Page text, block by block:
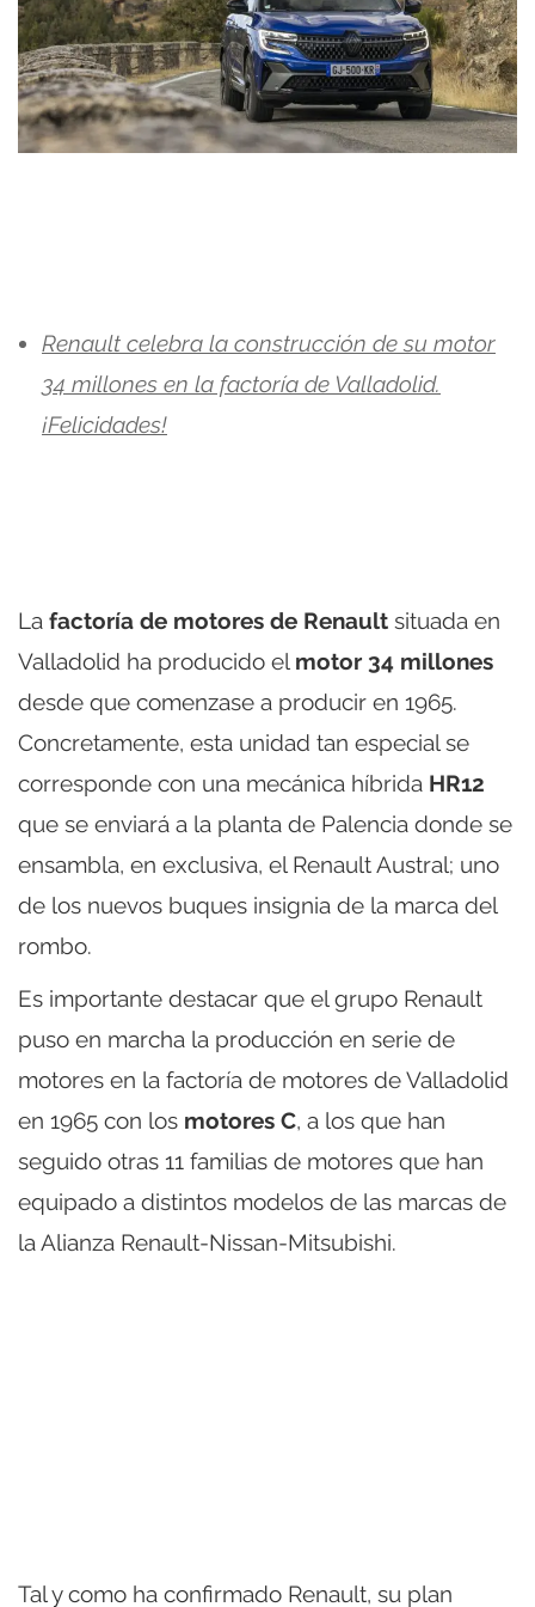
Renault celebra la construcción de su motor
34 millones en la factoría de Valladolid.
¡Felicidades!
La factoría de motores de Renault situada en
Valladolid ha producido el motor 34 millones
desde que comenzase a producir en 1965.
Concretamente, esta unidad tan especial se
corresponde con una mecánica híbrida HR12
que se enviará a la planta de Palencia donde se
ensambla, en exclusiva, el Renault Austral; uno
de los nuevos buques insignia de la marca del
rombo.
Es importante destacar que el grupo Renault
puso en marcha la producción en serie de
motores en la factoría de motores de Valladolid
en 1965 con los motores C, a los que han
seguido otras 11 familias de motores que han
equipado a distintos modelos de las marcas de
la Alianza Renault-Nissan-Mitsubishi.
Tal y como ha confirmado Renault, su plan